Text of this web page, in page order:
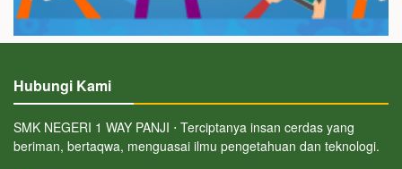
Hubungi Kami
SMK NEGERI 1 WAY PANJI ⋅ Terciptanya insan cerdas yang
beriman, bertaqwa, menguasai ilmu pengetahuan dan teknologi.